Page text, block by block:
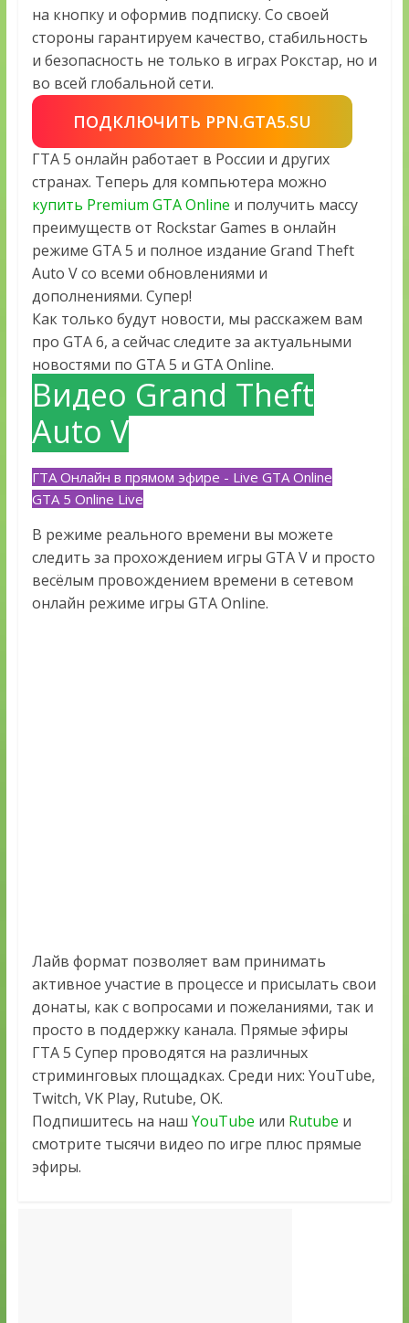
на кнопку и оформив подписку. Со своей
стороны гарантируем качество, стабильность
и безопасность не только в играх Рокстар, но и
во всей глобальной сети.
ПОДКЛЮЧИТЬ PPN.GTA5.SU
ГТА 5 онлайн работает в России и других
странах. Теперь для компьютера можно
купить Premium GTA Online и получить массу
преимуществ от Rockstar Games в онлайн
режиме GTA 5 и полное издание Grand Theft
Auto V со всеми обновлениями и
дополнениями. Супер!
Как только будут новости, мы расскажем вам
про GTA 6, а сейчас следите за актуальными
новостями по GTA 5 и GTA Online.
Видео Grand Theft
Auto V
ГТА Онлайн в прямом эфире - Live GTA Online
GTA 5 Online Live
В режиме реального времени вы можете
следить за прохождением игры GTA V и просто
весёлым провождением времени в сетевом
онлайн режиме игры GTA Online.
Лайв формат позволяет вам принимать
активное участие в процессе и присылать свои
донаты, как с вопросами и пожеланиями, так и
просто в поддержку канала. Прямые эфиры
ГТА 5 Супер проводятся на различных
стриминговых площадках. Среди них: YouTube,
Twitch, VK Play, Rutube, OK.
Подпишитесь на наш YouTube или Rutube и
смотрите тысячи видео по игре плюс прямые
эфиры.